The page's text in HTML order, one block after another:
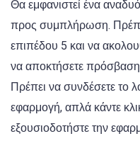
Θα εμφανιστεί ένα
προς συμπλήρωση.
επιπέδου 5 και να
να αποκτήσετε
Πρέπει να συνδέσετε το
εφαρμογή, απλά κάντε
εξουσιοδοτήστε την